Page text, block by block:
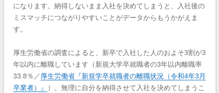
になります。納得しないまま入社を決めてしまうと、入社後の
ミスマッチにつながりやすいことがデータからもうかがえま
す。
厚生労働省の調査によると、新卒で入社した人のおよそ3割が3
年以内に離職しています（新規大学卒就職者の3年以内離職率
33.8％／ 厚生労働省『新規学卒就職者の離職状況（令和4年3月
卒業者）』
）。無理に自分を納得させて入社を決めてしまうこ